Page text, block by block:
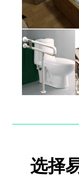
选择